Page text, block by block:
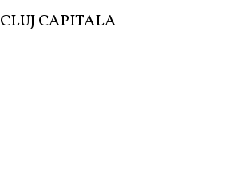
CLUJ CAPITALA